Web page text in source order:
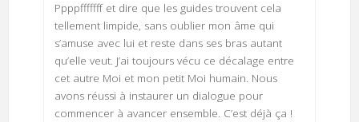
Ppppfffffff et dire que les guides trouvent cela
tellement limpide, sans oublier mon âme qui
s’amuse avec lui et reste dans ses bras autant
qu’elle veut. J’ai toujours vécu ce décalage entre
cet autre Moi et mon petit Moi humain. Nous
avons réussi à instaurer un dialogue pour
commencer à avancer ensemble. C’est déjà ça !